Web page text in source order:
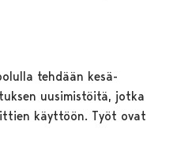
tehdään kesä-
uusimistöitä, jotka
käyttöön. Työt ovat